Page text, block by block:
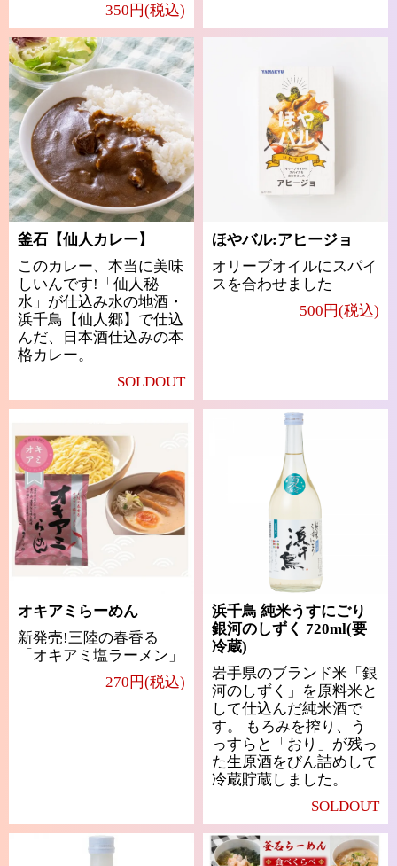
350円(税込)
釜石【仙人カレー】
このカレー、本当に美味
しいんです!「仙人秘
水」が仕込み水の地酒・
浜千鳥【仙人郷】で仕込
んだ、日本酒仕込みの本
格カレー。
SOLDOUT
ほやバル:アヒージョ
オリーブオイルにスパイ
スを合わせました
500円(税込)
オキアミらーめん
新発売!三陸の春香る
「オキアミ塩ラーメン」
270円(税込)
浜千鳥 純米うすにごり
銀河のしずく 720ml(要
冷蔵)
岩手県のブランド米「銀
河のしずく」を原料米と
して仕込んだ純米酒で
す。 もろみを搾り、う
っすらと「おり」が残っ
た生原酒をびん詰めして
冷蔵貯蔵しました。
SOLDOUT